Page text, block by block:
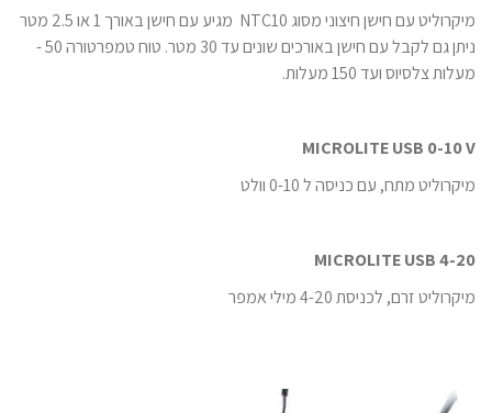
מיקרוליט עם חישן חיצוני מסוג NTC10 מגיע עם חישן באורך 1 או 2.5 מטר
ניתן גם לקבל עם חישן באורכים שונים עד 30 מטר. טוח טמפרטורה 50 -
מעלות צלסיוס ועד 150 מעלות.
MICROLITE USB 0-10 V
מיקרוליט מתח, עם כניסה ל 0-10 וולט
MICROLITE USB 4-20
מיקרוליט זרם, לכניסת 4-20 מילי אמפר